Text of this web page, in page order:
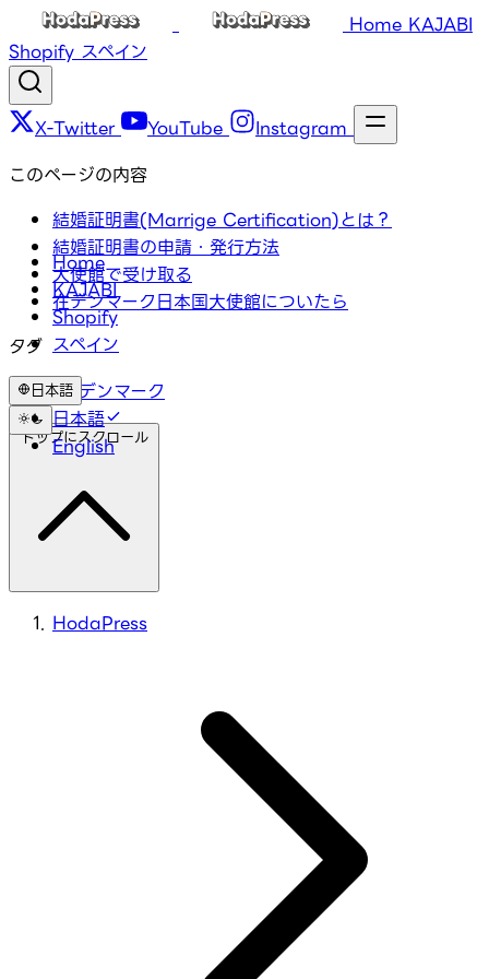
Home KAJABI
Shopify スペイン
X-Twitter YouTube Instagram
Home
KAJABI
Shopify
スペイン
日本語
日本語
English
このページの内容
結婚証明書(Marrige Certification)とは？
結婚証明書の申請・発行方法
大使館で受け取る
在デンマーク日本国大使館についたら
タグ
#VISA#デンマーク
トップにスクロール
HodaPress